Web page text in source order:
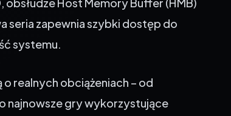
seria zapewnia szybki dostęp do
systemu.
najnowsze gry wykorzystujące
prędkości, nośniki cechują się